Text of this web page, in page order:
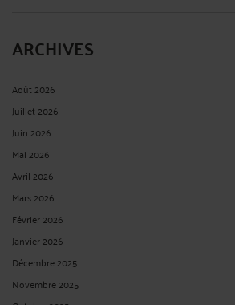
ARCHIVES
Août 2026
Juillet 2026
Juin 2026
Mai 2026
Avril 2026
Mars 2026
Février 2026
Janvier 2026
Décembre 2025
Novembre 2025